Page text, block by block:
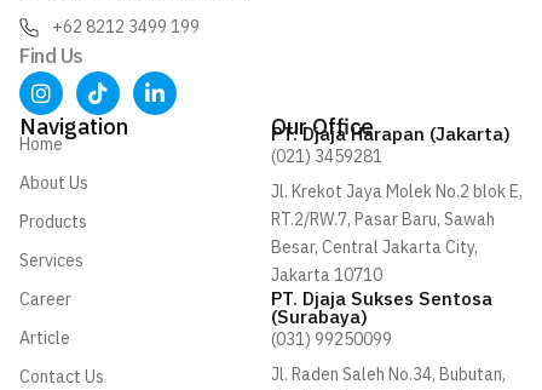
+62 8212 3499 199
Find Us
I
n
s
t
g
r
a
m
T
i
k
L
i
n
Navigation
Home
About Us
Products
Services
Career
Article
Contact Us
Our Office
PT. Djaja Harapan (Jakarta)
(021) 3459281
Jl. Krekot Jaya Molek No.2 blok E,
RT.2/RW.7, Pasar Baru, Sawah
Besar, Central Jakarta City,
Jakarta 10710
PT. Djaja Sukses Sentosa
(Surabaya)
(031) 99250099
Jl. Raden Saleh No.34, Bubutan,